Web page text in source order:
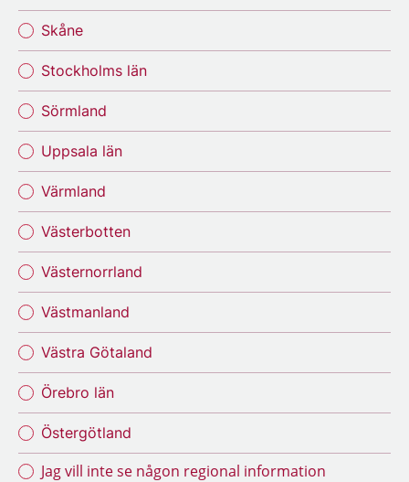
Skåne
Stockholms län
Sörmland
Uppsala län
Värmland
Västerbotten
Västernorrland
Västmanland
Västra Götaland
Örebro län
Östergötland
Jag vill inte se någon regional information